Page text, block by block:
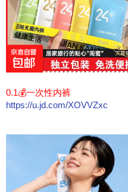
0.1💰一次性内裤
https://u.jd.com/XOVVZxc